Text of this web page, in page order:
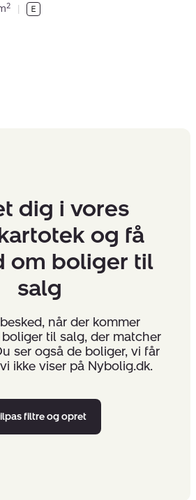
2 |
dig i vores
og få
om boliger til
salg
når der kommer
til salg, der matcher
ser også de boliger, vi får
ikke viser på Nybolig.dk.
filtre og opret